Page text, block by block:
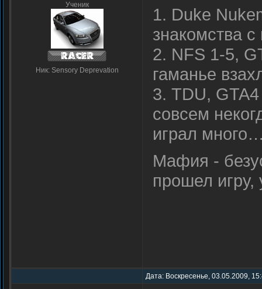
Ученик
Ник: Sensory Deprevation
1. Duke
знакомства
2. NFS 1-5,
гаманье
3. TDU,
совсем
играл
Мафия -
прошел игру,
Дата: Воскресенье, 03.05.2009,